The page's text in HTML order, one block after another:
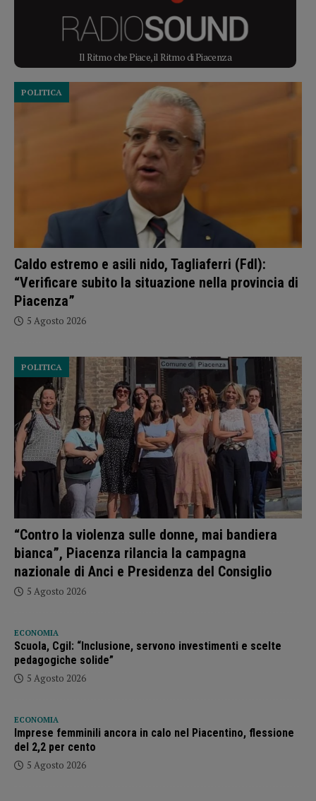
Il Ritmo che Piace, il Ritmo di Piacenza
Caldo estremo e asili nido, Tagliaferri (FdI):
“Verificare subito la situazione nella provincia di
Piacenza”
POLITICA
5 Agosto 2026
“Contro la violenza sulle donne, mai bandiera
bianca”, Piacenza rilancia la campagna
nazionale di Anci e Presidenza del Consiglio
POLITICA
5 Agosto 2026
ECONOMIA
Scuola, Cgil: “Inclusione, servono investimenti e scelte
pedagogiche solide”
5 Agosto 2026
ECONOMIA
Imprese femminili ancora in calo nel Piacentino, flessione
del 2,2 per cento
5 Agosto 2026